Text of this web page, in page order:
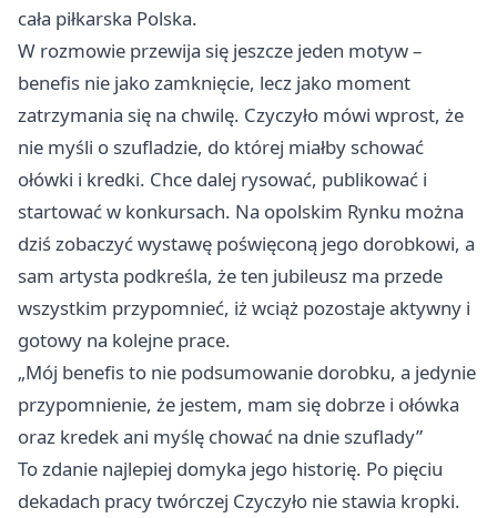
cała piłkarska Polska.
W rozmowie przewija się jeszcze jeden motyw –
benefis nie jako zamknięcie, lecz jako moment
zatrzymania się na chwilę. Czyczyło mówi wprost, że
nie myśli o szufladzie, do której miałby schować
ołówki i kredki. Chce dalej rysować, publikować i
startować w konkursach. Na opolskim Rynku można
dziś zobaczyć wystawę poświęconą jego dorobkowi, a
sam artysta podkreśla, że ten jubileusz ma przede
wszystkim przypomnieć, iż wciąż pozostaje aktywny i
gotowy na kolejne prace.
„Mój benefis to nie podsumowanie dorobku, a jedynie
przypomnienie, że jestem, mam się dobrze i ołówka
oraz kredek ani myślę chować na dnie szuflady”
To zdanie najlepiej domyka jego historię. Po pięciu
dekadach pracy twórczej Czyczyło nie stawia kropki.